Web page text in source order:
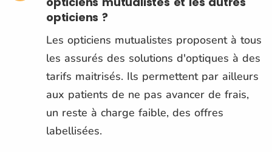
opticiens ?
Les opticiens mutualistes proposent à tous
les assurés des solutions d'optiques à des
tarifs maitrisés. Ils permettent par ailleurs
aux patients de ne pas avancer de frais,
un reste à charge faible, des offres
labellisées.